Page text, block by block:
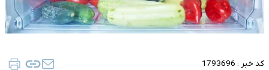
کد خبر : 1793696